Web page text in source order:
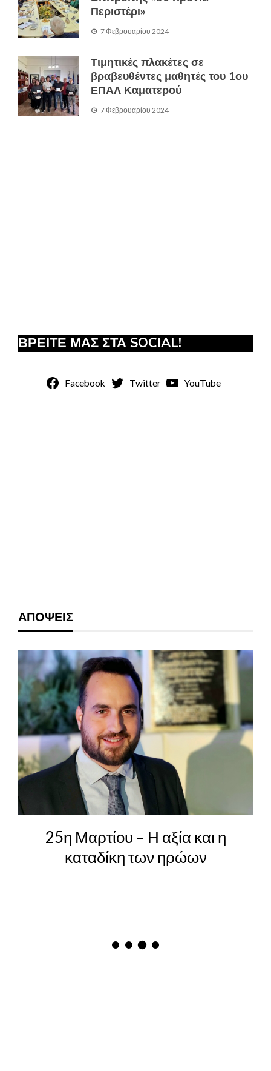
Περιστέρι»
7 Φεβρουαρίου 2024
Τιμητικές πλακέτες σε
βραβευθέντες μαθητές του 1ου
ΕΠΑΛ Καματερού
7 Φεβρουαρίου 2024
ΒΡΕΙΤΕ ΜΑΣ ΣΤΑ SOCIAL!
Facebook Twitter YouTube
ΑΠΟΨΕΙΣ
25η Μαρτίου – Η αξία και η
καταδίκη των ηρώων